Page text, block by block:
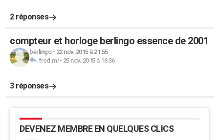
2 réponses
compteur et horloge berlingo essence de 2001
berlingo- 22 nov. 2015 à 21:55
fred.ml - 25 nov. 2015 à 16:36
3 réponses
DEVENEZ MEMBRE EN QUELQUES CLICS